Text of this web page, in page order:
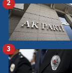
2
3